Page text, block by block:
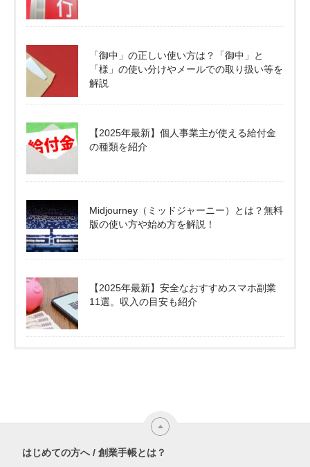
「御中」の正しい使い方は？「御中」と
「様」の使い分けやメールでの取り扱い等を
解説
【2025年最新】個人事業主が使える給付金
の種類を紹介
Midjourney（ミッドジャーニー）とは？無料
版の使い方や始め方を解説！
【2025年最新】安全なおすすめスマホ副業
11選。収入の目安も紹介
はじめての方へ / 創業手帳とは？